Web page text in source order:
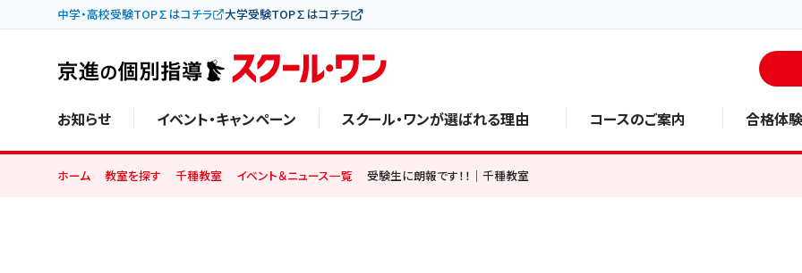
中学・高校受験TOP∑はコチラ 大学受験TOP∑はコチラ
お知らせ イベント・キャンペーン スクール・ワンが選ばれる理由 コースのご案内 合格体
ホーム 教室を探す 千種教室 イベント＆ニュース一覧 受験生に朗報です！！｜千種教室